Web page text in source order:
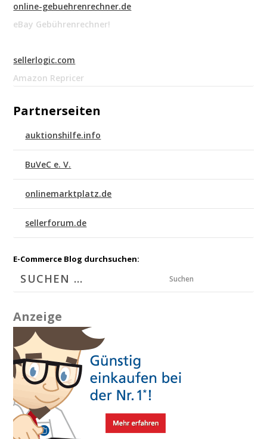
online-gebuehrenrechner.de
eBay Gebührenrechner!
sellerlogic.com
Amazon Repricer
Partnerseiten
auktionshilfe.info
BuVeC e. V.
onlinemarktplatz.de
sellerforum.de
E-Commerce Blog durchsuchen:
Suchen
Anzeige